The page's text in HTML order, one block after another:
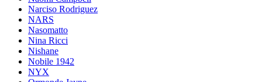
Narciso Rodriguez
NARS
Nasomatto
Nina Ricci
Nishane
Nobile 1942
NYX